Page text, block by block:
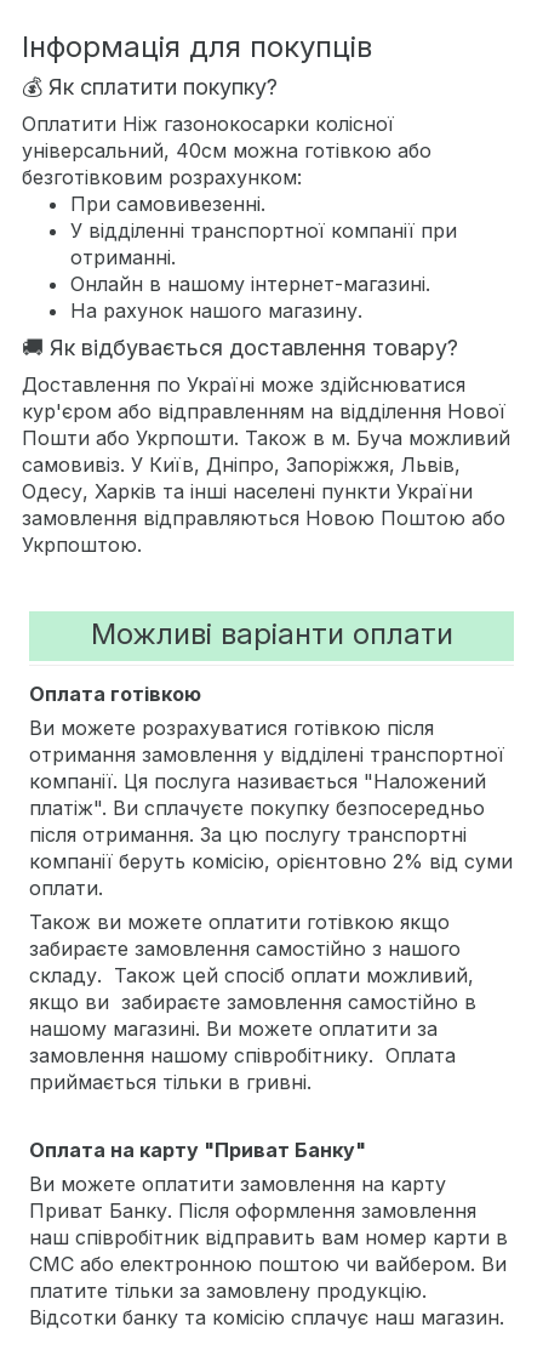
Інформація для покупців
💰 Як сплатити покупку?
Оплатити Ніж газонокосарки колісної
універсальний, 40см можна готівкою або
безготівковим розрахунком:
При самовивезенні.
У відділенні транспортної компанії при
отриманні.
Онлайн в нашому інтернет-магазині.
На рахунок нашого магазину.
🚚 Як відбувається доставлення товару?
Доставлення по Україні може здійснюватися
кур'єром або відправленням на відділення Нової
Пошти або Укрпошти. Також в м. Буча можливий
самовивіз. У Київ, Дніпро, Запоріжжя, Львів,
Одесу, Харків та інші населені пункти України
замовлення відправляються Новою Поштою або
Укрпоштою.
Можливі варіанти оплати
Оплата готівкою
Ви можете розрахуватися готівкою після
отримання замовлення у відділені транспортної
компанії. Ця послуга називається "Наложений
платіж". Ви сплачуєте покупку безпосередньо
після отримання. За цю послугу транспортні
компанії беруть комісію, орієнтовно 2% від суми
оплати.
Також ви можете оплатити готівкою якщо
забираєте замовлення самостійно з нашого
складу. Також цей спосіб оплати можливий,
якщо ви забираєте замовлення самостійно в
нашому магазині. Ви можете оплатити за
замовлення нашому співробітнику. Оплата
приймається тільки в гривні.
Оплата на карту "Приват Банку"
Ви можете оплатити замовлення на карту
Приват Банку. Після оформлення замовлення
наш співробітник відправить вам номер карти в
СМС або електронною поштою чи вайбером. Ви
платите тільки за замовлену продукцію.
Відсотки банку та комісію сплачує наш магазин.